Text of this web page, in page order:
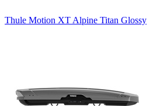
Thule Motion XT Alpine Titan Glossy